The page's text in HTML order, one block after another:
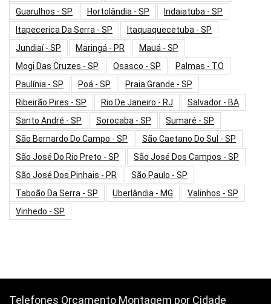
Guarulhos - SP Hortolândia - SP
Indaiatuba - SP
Itapecerica Da Serra - SP
Itaquaquecetuba - SP
Jundiaí - SP
Maringá - PR
Mauá - SP
Mogi Das Cruzes - SP
Osasco - SP
Palmas - TO
Paulínia - SP
Poá - SP
Praia Grande - SP
Ribeirão Pires - SP
Rio De Janeiro - RJ
Salvador - BA
Santo André - SP
Sorocaba - SP
Sumaré - SP
São Bernardo Do Campo - SP
São Caetano Do Sul - SP
São José Do Rio Preto - SP
São José Dos Campos - SP
São José Dos Pinhais - PR
São Paulo - SP
Taboão Da Serra - SP
Uberlândia - MG
Valinhos - SP
Vinhedo - SP
Telefones Orçamento Montagem por Cidade